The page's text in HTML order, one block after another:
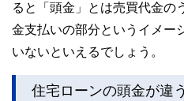
ると「頭金」とは売買代金の
金支払いの部分というイメー
いないといえるでしょう。
住宅ローンの頭金が違